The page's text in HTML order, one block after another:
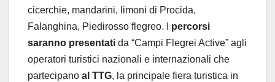
cicerchie, mandarini, limoni di Procida,
Falanghina, Piedirosso flegreo. I percorsi
saranno presentati da “Campi Flegrei Active” agli
operatori turistici nazionali e internazionali che
partecipano al TTG, la principale fiera turistica in